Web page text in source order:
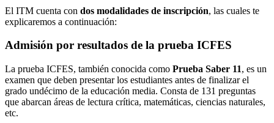
El ITM cuenta con dos modalidades de inscripción, las cuales te
explicaremos a continuación:
Admisión por resultados de la prueba ICFES
La prueba ICFES, también conocida como Prueba Saber 11, es un
examen que deben presentar los estudiantes antes de finalizar el
grado undécimo de la educación media. Consta de 131 preguntas
que abarcan áreas de lectura crítica, matemáticas, ciencias naturales,
etc.